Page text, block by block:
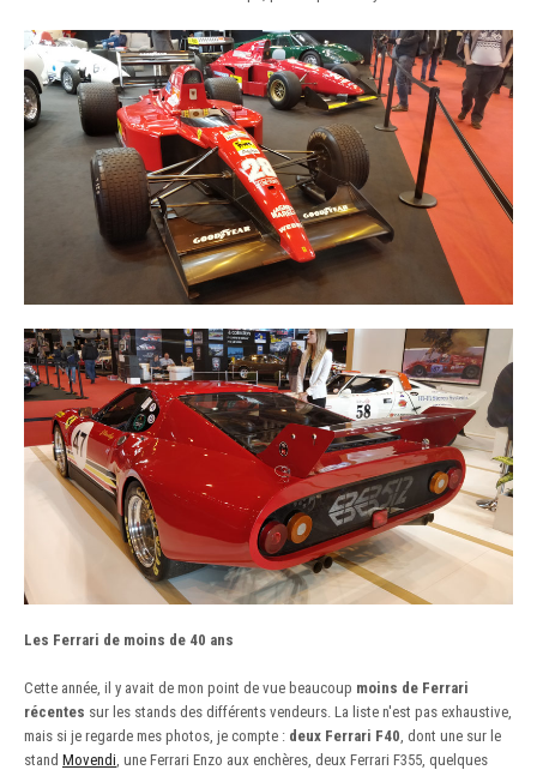
Les Ferrari de moins de 40 ans
Cette année, il y avait de mon point de vue beaucoup moins de Ferrari
récentes sur les stands des différents vendeurs. La liste n'est pas exhaustive,
mais si je regarde mes photos, je compte : deux Ferrari F40 , dont une sur le
stand Movendi , une Ferrari Enzo aux enchères, deux Ferrari F355, quelques